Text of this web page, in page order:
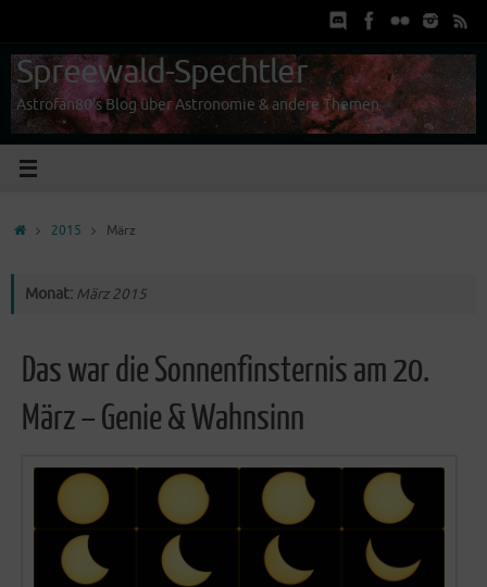
springen
Spreewald-Spechtler
Astrofan80's Blog über Astronomie & andere Themen
Start2015 März
Monat: März 2015
Das war die Sonnenfinsternis am 20.
März – Genie & Wahnsinn